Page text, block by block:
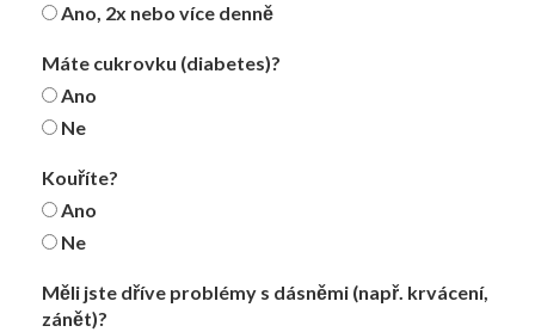
Ano, 2x nebo více denně
Máte cukrovku (diabetes)?
Ano
Ne
Kouříte?
Ano
Ne
Měli jste dříve problémy s dásněmi (např. krvácení,
zánět)?